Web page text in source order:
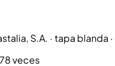
S.A. · tapa blanda
veces